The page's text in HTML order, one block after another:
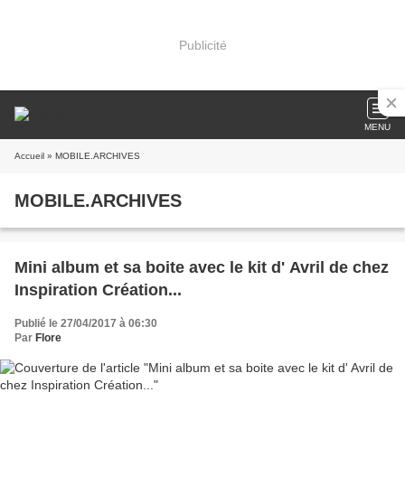
Publicité
MENU
Accueil » MOBILE.ARCHIVES
MOBILE.ARCHIVES
Mini album et sa boite avec le kit d' Avril de chez
Inspiration Création...
Publié le 27/04/2017 à 06:30
Par Flore